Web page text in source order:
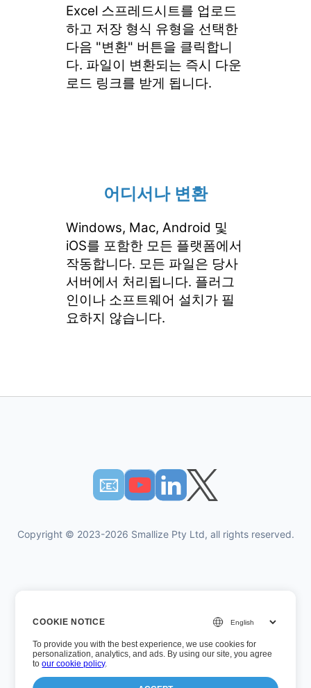
Excel 스프레드시트를 업로드
하고 저장 형식 유형을 선택한
다음 "변환" 버튼을 클릭합니
다. 파일이 변환되는 즉시 다운
로드 링크를 받게 됩니다.
어디서나 변환
Windows, Mac, Android 및
iOS를 포함한 모든 플랫폼에서
작동합니다. 모든 파일은 당사
서버에서 처리됩니다. 플러그
인이나 소프트웨어 설치가 필
요하지 않습니다.
📧︎
Copyright © 2023-2026 Smallize Pty Ltd, all rights reserved.
개인 정보 정책
경영진 액세스
COOKIE NOTICE
To provide you with the best experience, we use cookies for
personalization, analytics, and ads. By using our site, you agree
toour cookie policy.